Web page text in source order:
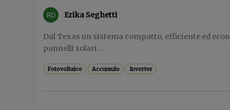
Erika Seghetti
Dal Texas un sistema compatto, efficiente ed
pannelli solari...
Fotovoltaico Accumulo Inverter